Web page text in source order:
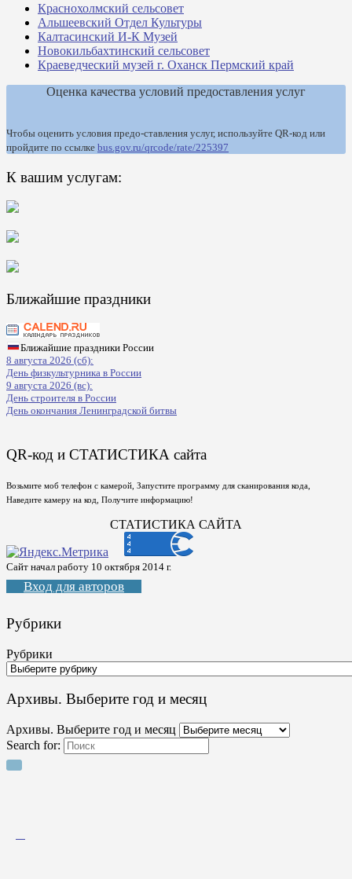
Краснохолмский сельсовет
Альшеевский Отдел Культуры
Калтасинский И-К Музей
Новокильбахтинский сельсовет
Краеведческий музей г. Оханск Пермский край
Оценка качества условий предоставления услуг
Чтобы оценить условия предо-ставления услуг, используйте QR-код или
пройдите по ссылке bus.gov.ru/qrcode/rate/225397
К вашим услугам:
Ближайшие праздники
Ближайшие праздники России
8 августа 2026 (сб):
День физкультурника в России
9 августа 2026 (вс):
День строителя в России
День окончания Ленинградской битвы
QR-код и СТАТИСТИКА сайта
Возьмите моб телефон с камерой, Запустите программу для сканирования кода,
Наведите камеру на код, Получите информацию!
СТАТИСТИКА САЙТА
Сайт начал работу 10 октября 2014 г.
Вход для авторов
Рубрики
Рубрики
Архивы. Выберите год и месяц
Архивы. Выберите год и месяц
Search for: